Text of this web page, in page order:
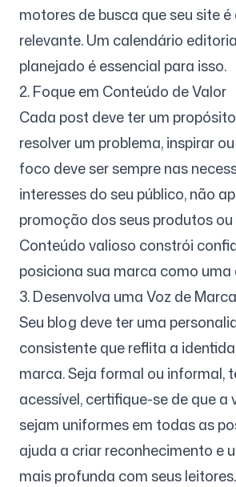
motores de busca que seu site é
relevante. Um calendário
planejado é essencial para isso.
2. Foque em Conteúdo de Valor
Cada post deve ter um
resolver um problema, inspirar
foco deve ser sempre nas
interesses do seu público, não
promoção dos seus produtos ou
Conteúdo valioso constrói
posiciona sua marca como
3. Desenvolva uma Voz de
Seu blog deve ter uma
consistente que reflita a
marca. Seja formal ou informal,
acessível, certifique-se de que a
sejam uniformes em todas as
ajuda a criar reconhecimento e
mais profunda com seus